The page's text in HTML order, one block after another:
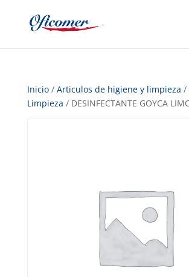
Inicio/ Articulos de higiene y limpieza /
Limpieza / DESINFECTANTE GOYCA